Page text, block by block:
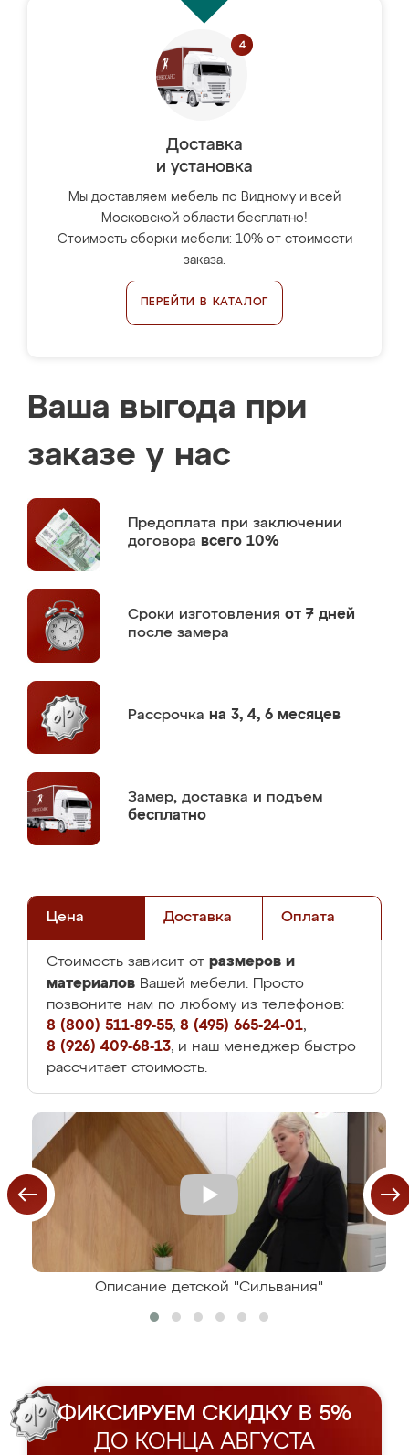
Доставка
и установка
Мы доставляем мебель по Видному и всей
Московской области бесплатно!
Стоимость сборки мебели: 10% от стоимости
заказа.
ПЕРЕЙТИ В КАТАЛОГ
Ваша выгода при
заказе у нас
Предоплата при заключении
договора всего 10%
Сроки изготовления от 7 дней
после замера
Рассрочка на 3, 4, 6 месяцев
Замер, доставка и подъем
бесплатно
Цена Доставка Оплата
Стоимость зависит от размеров и
материалов Вашей мебели. Просто
позвоните нам по любому из телефонов:
8 (800) 511-89-55, 8 (495) 665-24-01,
8 (926) 409-68-13, и наш менеджер быстро
рассчитает стоимость.
Описание детской "Сильвания"
ФИКСИРУЕМ СКИДКУ В 5%
ДО КОНЦА АВГУСТА